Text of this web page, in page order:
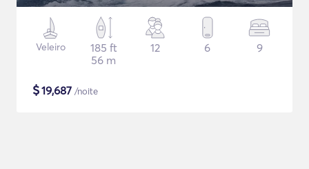
Veleiro
185 ft
56 m
12 6 9
$19,687 /noite